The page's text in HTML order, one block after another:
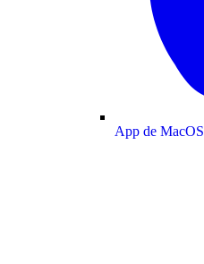
App de MacOS